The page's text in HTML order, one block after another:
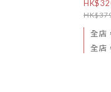
全店
全店